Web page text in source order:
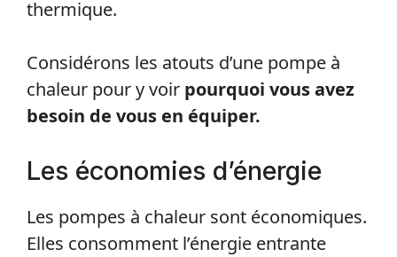
thermique.
Considérons les atouts d’une pompe à
chaleur pour y voir pourquoi vous avez
besoin de vous en équiper.
Les économies d’énergie
Les pompes à chaleur sont économiques.
Elles consomment l’énergie entrante